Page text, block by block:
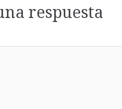
respuesta